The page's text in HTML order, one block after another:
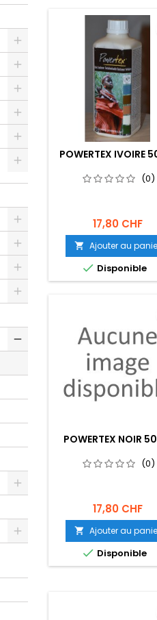
POWERTEX IVOIRE
(0)
17,80 CHF
 Ajouter au
 Disponible
POWERTEX NOIR
(0)
17,80 CHF
 Ajouter au
 Disponible